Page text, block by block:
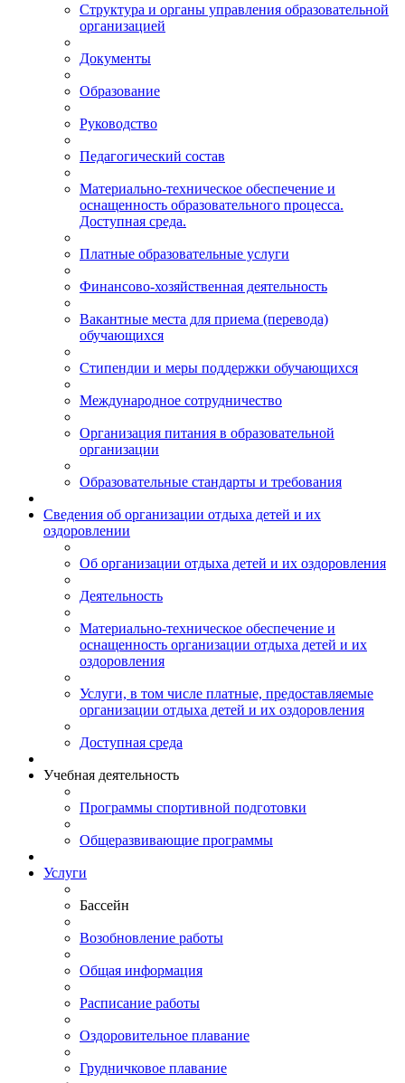
Структура и органы управления образовательной
организацией
Документы
Образование
Руководство
Педагогический состав
Материально-техническое обеспечение и
оснащенность образовательного процесса.
Доступная среда.
Платные образовательные услуги
Финансово-хозяйственная деятельность
Вакантные места для приема (перевода)
обучающихся
Стипендии и меры поддержки обучающихся
Международное сотрудничество
Организация питания в образовательной
организации
Образовательные стандарты и требования
Сведения об организации отдыха детей и их
оздоровлении
Об организации отдыха детей и их оздоровления
Деятельность
Материально-техническое обеспечение и
оснащенность организации отдыха детей и их
оздоровления
Услуги, в том числе платные, предоставляемые
организации отдыха детей и их оздоровления
Доступная среда
Учебная деятельность
Программы спортивной подготовки
Общеразвивающие программы
Услуги
Бассейн
Возобновление работы
Общая информация
Расписание работы
Оздоровительное плавание
Грудничковое плавание